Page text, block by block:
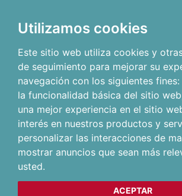
Utilizamos cookies
Este sitio web utiliza cookies y
de seguimiento para mejorar su
navegación con los siguientes fines:
la funcionalidad básica del sitio web
una mejor experiencia en el sitio
interés en nuestros productos y
personalizar las interacciones de
mostrar anuncios que sean más
usted.
ACEPTAR